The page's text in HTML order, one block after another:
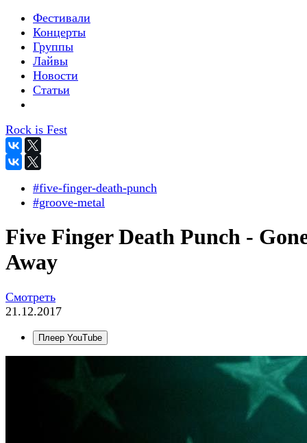
Фестивали
Концерты
Группы
Лайвы
Новости
Статьи
Rock is Fest
#five-finger-death-punch
#groove-metal
Five Finger Death Punch -
Away
Смотреть
21.12.2017
Плеер YouTube